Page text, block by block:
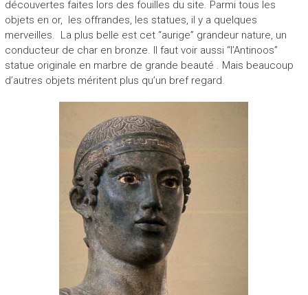
découvertes faites lors des fouilles du site. Parmi tous les
objets en or, les offrandes, les statues, il y a quelques
merveilles. La plus belle est cet “aurige” grandeur nature, un
conducteur de char en bronze. Il faut voir aussi “l’Antinoos”
statue originale en marbre de grande beauté . Mais beaucoup
d’autres objets méritent plus qu’un bref regard.